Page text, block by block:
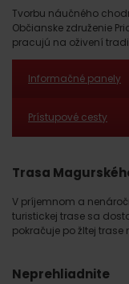
Tvorbu náučného
Občianske združenie
pracujú na oživení
Informačné panely
Prístupové cesty
Trasa
V príjemnom a
turistickej trase sa
pokračuje po žltej
Neprehliadnite